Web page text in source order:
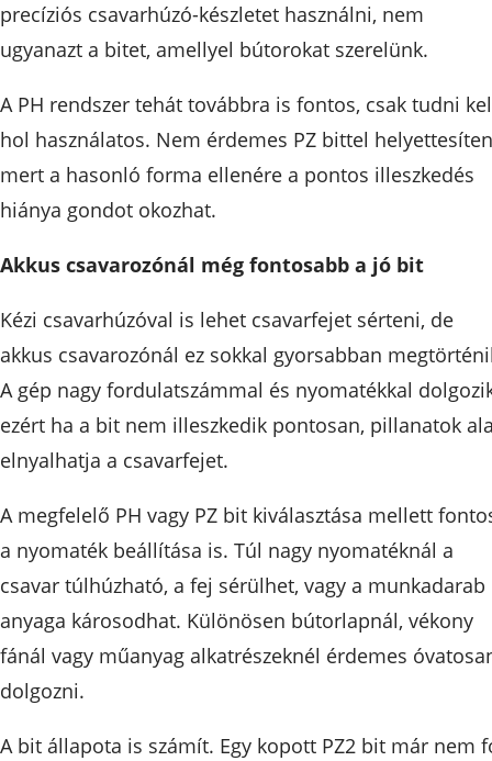
precíziós csavarhúzó-készletet használni, nem
ugyanazt a bitet, amellyel bútorokat szerelünk.
A PH rendszer tehát továbbra is fontos, csak tudni
hol használatos. Nem érdemes PZ bittel
mert a hasonló forma ellenére a pontos illeszkedés
hiánya gondot okozhat.
Akkus csavarozónál még fontosabb a jó bit
Kézi csavarhúzóval is lehet csavarfejet sérteni, de
akkus csavarozónál ez sokkal gyorsabban
A gép nagy fordulatszámmal és nyomatékkal
ezért ha a bit nem illeszkedik pontosan, pillanatok
elnyalhatja a csavarfejet.
A megfelelő PH vagy PZ bit kiválasztása mellett
a nyomaték beállítása is. Túl nagy nyomatéknál a
csavar túlhúzható, a fej sérülhet, vagy a munkadarab
anyaga károsodhat. Különösen bútorlapnál, vékony
fánál vagy műanyag alkatrészeknél érdemes
dolgozni.
A bit állapota is számít. Egy kopott PZ2 bit már nem